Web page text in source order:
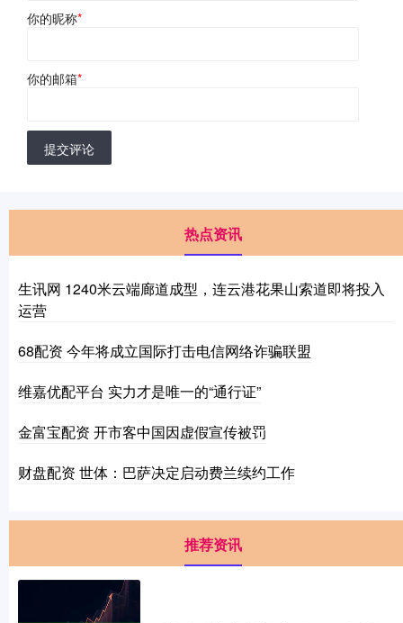
你的昵称*
你的邮箱*
提交评论
热点资讯
生讯网 1240米云端廊道成型，连云港花果山索道即将投入
运营
68配资 今年将成立国际打击电信网络诈骗联盟
维嘉优配平台 实力才是唯一的“通行证”
金富宝配资 开市客中国因虚假宣传被罚
财盘配资 世体：巴萨决定启动费兰续约工作
推荐资讯